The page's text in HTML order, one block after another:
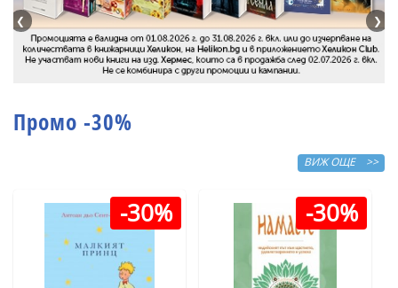
❮ ❯
Промо -30%
ВИЖ ОЩЕ >>
-30% -30%